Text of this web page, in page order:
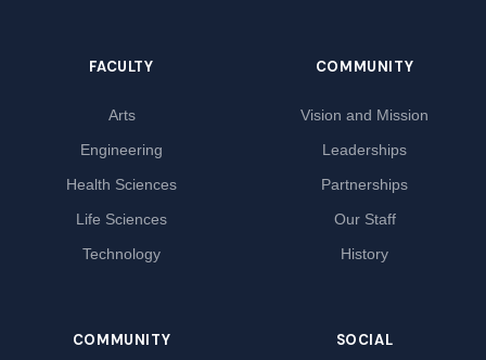
FACULTY
Arts
Engineering
Health Sciences
Life Sciences
Technology
COMMUNITY
Vision and Mission
Leaderships
Partnerships
Our Staff
History
COMMUNITY SOCIAL